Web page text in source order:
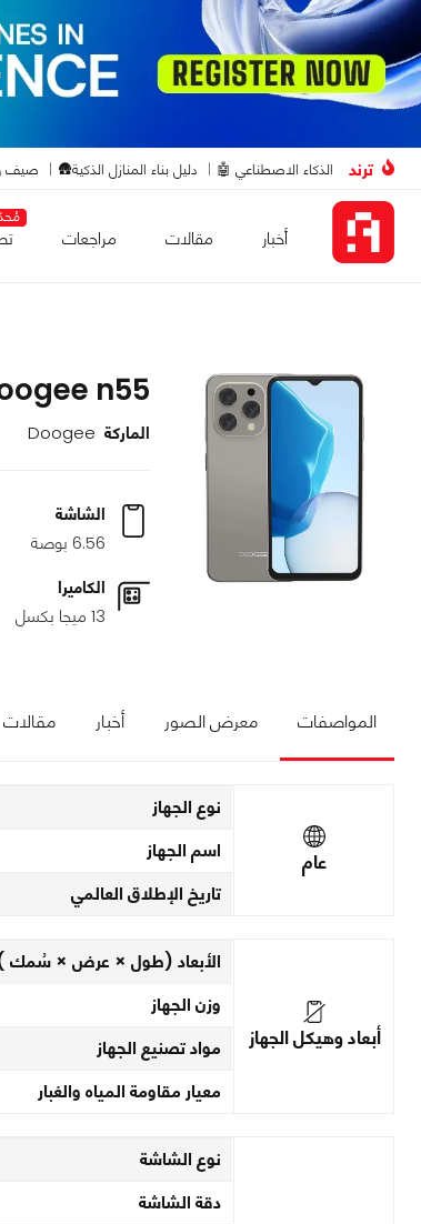
ترند الذكاء الاصطناعي 🤖 دليل بناء المنازل الذكية🛖 صيف
أخبار مقالات مراجعات
n55
الماركة Doogee
الشاشة
6.56 بوصة
الكاميرا
13 ميجا بكسل
المواصفات معرض الصور أخبار مقالات
عام
نوع الجهاز
اسم الجهاز
تاريخ الإطلاق العالمي
أبعاد وهيكل الجهاز
الأبعاد (طول × عرض × سُمك
وزن الجهاز
مواد تصنيع الجهاز
معيار مقاومة المياه والغبار
نوع الشاشة
دقة الشاشة